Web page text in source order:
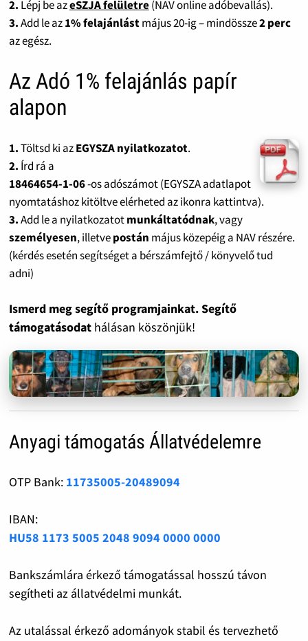
2. Lépj be azeSZJA felületre(NAV online adóbevallás).
3.Add le az1% felajánlástmájus 20-ig – mindössze2 perc
az egész.
Az Adó 1% felajánlás papír
alapon
1.Töltsd ki azEGYSZA nyilatkozatot.
2. Írd rá a
18464654-1-06-os adószámot (EGYSZA adatlapot
nyomtatáshoz kitöltve elérheted az ikonra kattintva).
3.Add le a nyilatkozatotmunkáltatódnak, vagy
személyesen, illetvepostán május közepéig a NAV részére.
(kérdés esetén segítséget a bérszámfejtő / könyvelő tud
adni)
Ismerd meg segítő programjainkat. Segítő
támogatásodat hálásan köszönjük!
Anyagi támogatás Állatvédelemre
OTP Bank: 11735005-20489094
IBAN:
HU58 1173 5005 2048 9094 0000 0000
Bankszámlára érkező támogatással hosszú távon
segítheti az állatvédelmi munkát.
Az utalással érkező adományok stabil és tervezhető